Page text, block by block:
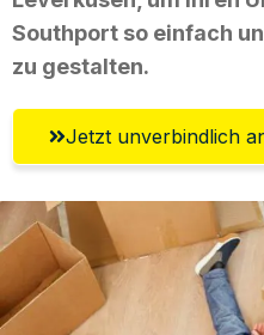
Southport so einfach
zu gestalten.
Jetzt unverbindlich